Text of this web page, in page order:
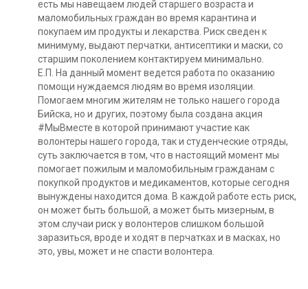
есть мы навещаем людей старшего возраста и
маломобильных граждан во время карантина и
покупаем им продукты и лекарства. Риск сведен к
минимуму, выдают перчатки, антисептики и маски, со
старшим поколением контактируем минимально.
Е.П. На данный момент ведется работа по оказанию
помощи нуждаемся людям во время изоляции.
Помогаем многим жителям не только нашего города
Бийска, но и других, поэтому была создана акция
#МыВместе в которой принимают участие как
волонтеры нашего города, так и студенческие отряды,
суть заключается в том, что в настоящий момент мы
помогает пожилым и маломобильным гражданам с
покупкой продуктов и медикаментов, которые сегодня
вынуждены находится дома. В каждой работе есть риск,
он может быть большой, а может быть мизерным, в
этом случаи риск у волонтеров слишком большой
заразиться, вроде и ходят в перчатках и в масках, но
это, увы, может и не спасти волонтера.